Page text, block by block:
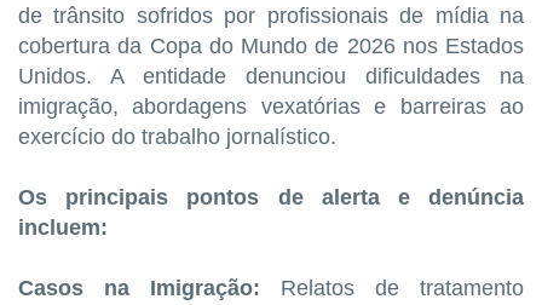
de trânsito sofridos por profissionais de mídia na
cobertura da Copa do Mundo de 2026 nos Estados
Unidos. A entidade denunciou dificuldades na
imigração, abordagens vexatórias e barreiras ao
exercício do trabalho jornalístico.
Os principais pontos de alerta e denúncia
incluem:
Casos na Imigração: Relatos de tratamento